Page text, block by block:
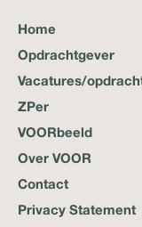
Home
Opdrachtgever
Vacatures/
ZPer
VOORbeeld
Over VOOR
Contact
Privacy Statement